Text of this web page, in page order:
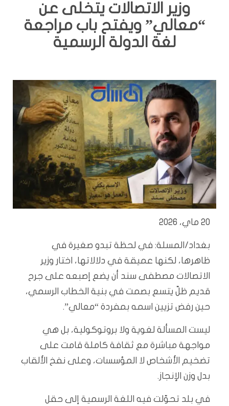
وزير الاتصالات يتخلى عن
“معالي” ويفتح باب مراجعة
لغة الدولة الرسمية
20 ماي، 2026
بغداد/المسلة: في لحظة تبدو صغيرة في
ظاهرها، لكنها عميقة في دلالاتها، اختار وزير
الاتصالات مصطفى سند أن يضع إصبعه على جرح
قديم ظلّ يتسع بصمت في بنية الخطاب الرسمي،
حين رفض تزيين اسمه بمفردة “معالي”.
ليست المسألة لغوية ولا بروتوكولية، بل هي
مواجهة مباشرة مع ثقافة كاملة قامت على
تضخيم الأشخاص لا المؤسسات، وعلى نفخ الألقاب
بدل وزن الإنجاز.
في بلد تحوّلت فيه اللغة الرسمية إلى حقل